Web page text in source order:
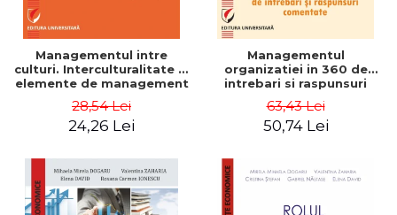
Managementul intre
culturi. Interculturalitate si
elemente de management
Dumitrascu
28,54 Lei
24,26 Lei
Managementul
organizatiei in 360 de
intrebari si raspunsuri
63,43 Lei
50,74 Lei